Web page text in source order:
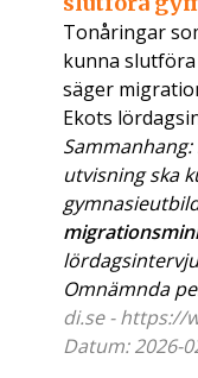
Tonåringar
kunna
säger
Ekots
utvisning ska
Omnämnda
di.se - https://
Datum: 2026-